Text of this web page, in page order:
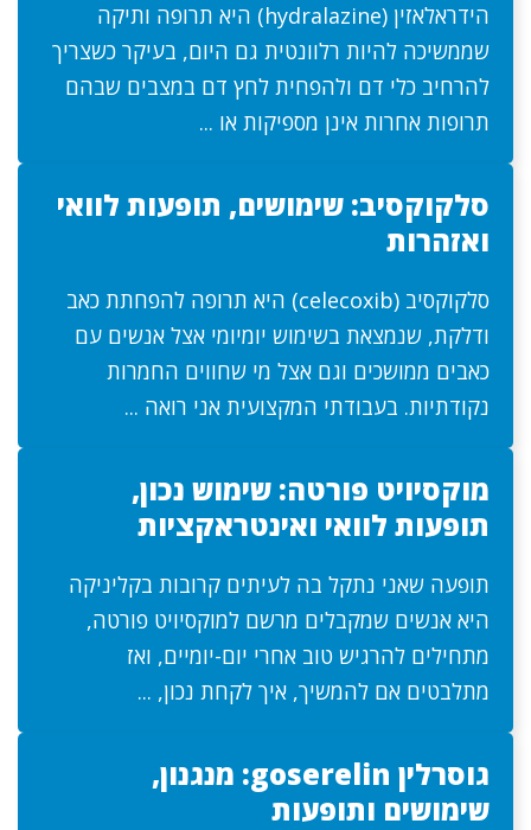
הידראלאזין (hydralazine) היא תרופה ותיקה
שממשיכה להיות רלוונטית גם היום, בעיקר כשצריך
להרחיב כלי דם ולהפחית לחץ דם במצבים שבהם
תרופות אחרות אינן מספיקות או ...
סלקוקסיב: שימושים, תופעות לוואי
ואזהרות
סלקוקסיב (celecoxib) היא תרופה להפחתת כאב
ודלקת, שנמצאת בשימוש יומיומי אצל אנשים עם
כאבים ממושכים וגם אצל מי שחווים החמרות
נקודתיות. בעבודתי המקצועית אני רואה ...
מוקסיויט פורטה: שימוש נכון,
תופעות לוואי ואינטראקציות
תופעה שאני נתקל בה לעיתים קרובות בקליניקה
היא אנשים שמקבלים מרשם למוקסיויט פורטה,
מתחילים להרגיש טוב אחרי יום-יומיים, ואז
מתלבטים אם להמשיך, איך לקחת נכון, ...
גוסרלין goserelin: מנגנון,
שימושים ותופעות